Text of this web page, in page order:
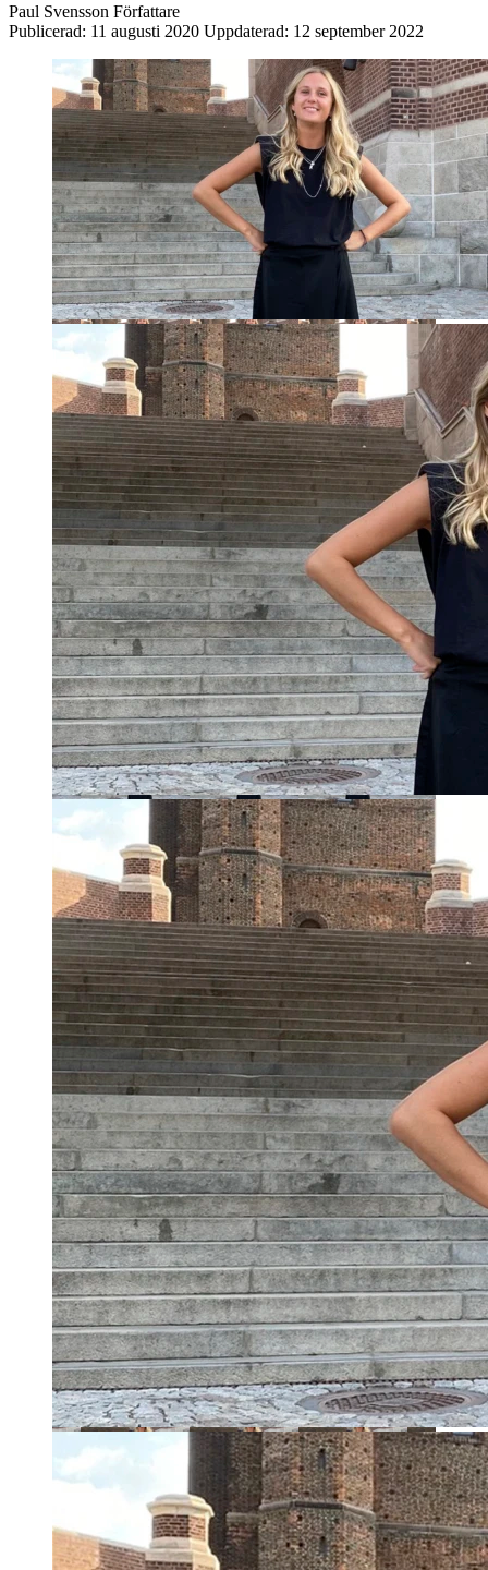
Paul Svensson Författare
Publicerad: 11 augusti 2020 Uppdaterad: 12 september 2022